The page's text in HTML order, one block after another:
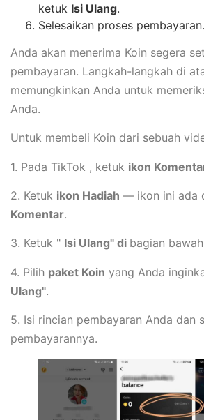
ketuk Isi Ulang.
Selesaikan proses pembayaran.
Anda akan menerima Koin segera
pembayaran. Langkah-langkah di
memungkinkan Anda untuk
Anda.
Untuk membeli Koin dari sebuah
1. Pada TikTok , ketuk ikon
2. Ketuk ikon Hadiah — ikon ini ada
Komentar.
3. Ketuk " Isi Ulang" di bagian
4. Pilih paket Koin yang Anda
Ulang".
5. Isi rincian pembayaran Anda dan
pembayarannya.